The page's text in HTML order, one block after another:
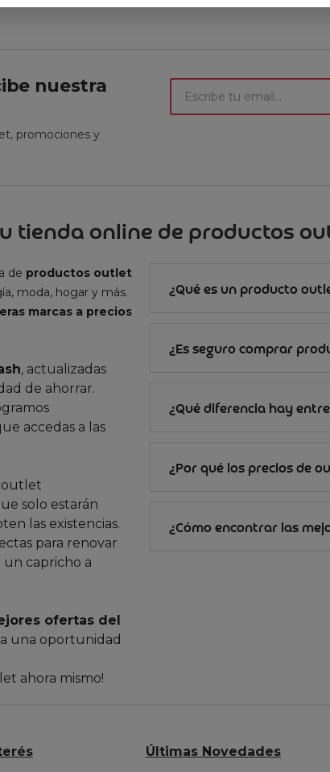
nuestra
promociones y
tienda online de productos
de productos outlet
moda, hogar y más.
marcas a precios
, actualizadas
de ahorrar.
accedas a las
outlet
solo estarán
las existencias.
para renovar
capricho a
ofertas del
una oportunidad
ahora mismo!
¿Qué es un producto
¿Es seguro comprar
¿Qué diferencia hay
¿Por qué los precios de
¿Cómo encontrar las
Últimas Novedades